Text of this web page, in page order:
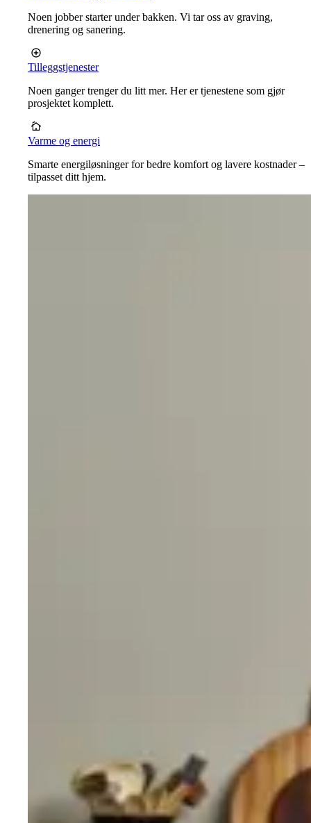
Noen jobber starter under bakken. Vi tar oss av graving,
drenering og sanering.
Tilleggstjenester
Noen ganger trenger du litt mer. Her er tjenestene som gjør
prosjektet komplett.
Varme og energi
Smarte energiløsninger for bedre komfort og lavere kostnader –
tilpasset ditt hjem.